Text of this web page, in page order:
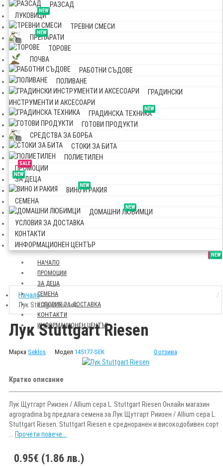
РАЗСАД
NEW
ЛУКОВИЦИ
ТРЕВНИ СМЕСИ
NEW
ПРЕПАРАТИ
ТОРОВЕ
ПОЧВА
РАБОТНИ СЪДОВЕ
ПОЛИВАНЕ
ГРАДИНСКИ
ИНСТРУМЕНТИ И АКСЕСОАРИ
NEW
ГРАДИНСКА ТЕХНИКА
ГОТОВИ ПРОДУКТИ
СРЕДСТВА ЗА БОРБА
СТОКИ ЗА БИТА
ПОЛИЕТИЛЕН
SALE
ПРОМОЦИИ
NEW
ЗА ДЕЦА
NEW
ВИНО И РАКИЯ
СЕМЕНА
NEW
ДОМАШНИ ЛЮБИМЦИ
УСЛОВИЯ ЗА ДОСТАВКА
КОНТАКТИ
ИНФОРМАЦИОНЕН ЦЕНТЪР
НАЧАЛО
SALE
ПРОМОЦИИ
NEW
ЗА ДЕЦА
СЕМЕНА
УСЛОВИЯ ЗА ДОСТАВКА
КОНТАКТИ
ИНФОРМАЦИОНЕН ЦЕНТЪР
Начало
Лук Stuttgart Riesen
Лук Stuttgart Riesen
Марка Seklos Модел 145177-SEK 0 отзива
Кратко описание
Лук Щутгарт Риизен / Allium cepa L. Stuttgart Riesen Онлайн магазин
agrogradina.bg предлага семена за Лук Щутгарт Риизен / Allium cepa L.
Stuttgart Riesen. Stuttgart Riesen е средноранен и високодобивен сорт
Прочети повече...
0.95€ (1.86 лв.)